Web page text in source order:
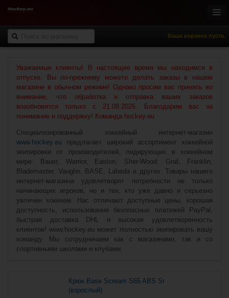
Ваша корзина пуста.
Онлайн-магазин
Хоккей с шайбой
Спортивная одежда
Спорт и отдых
НХЛ Фан-зона
% Распродажа
Уважаемые клиенты! В настоящее время мы находимся в
отпуске. Вы по-прежнему можете делать заказы в нашем
магазине в обычном режиме! Однако просим вас принять во
внимание, что обработка и отправка ваших заказов
возобновятся только с 21.08.2026. Благодарим вас за
понимание и поддержку! Команда hockey.eu
Специализированный хоккейный интернет-магазин
www.hockey.eu предлагает широкий ассортимент хоккейной
экипировки от производителей, лидирующих в хоккейном
мире: Bauer, Warrior, Easton, Sher-Wood, Graf, Franklin,
Blademaster, Vaughn, BASE, Labeda и других. Товары нашего
интернет-магазина удовлетворят потребности не только
начинающих игроков, но и тех, кто уже давно и серьезно
увлечен хоккеем. Нас отличают доступные цены, хорошая
доступность, использование безопасных платежей PayPal,
быстрая доставка DHL и высокая удовлетворенность
клиентов! www.hockey.eu может полностью экипировать вашу
команду. Мы сотрудничаем как с магазинами, так и со
спортивными школами и клубами.
Крюк Base Scream S65 ABS Sr
(взрослый)